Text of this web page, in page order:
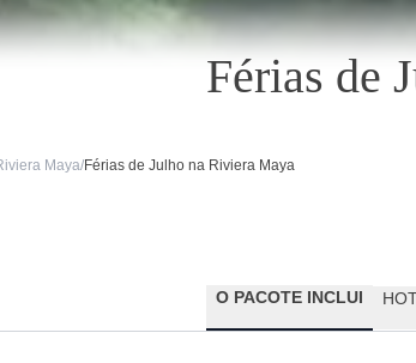
Férias de
Maya/Férias de Julho na Riviera Maya
O PACOTE INCLUI